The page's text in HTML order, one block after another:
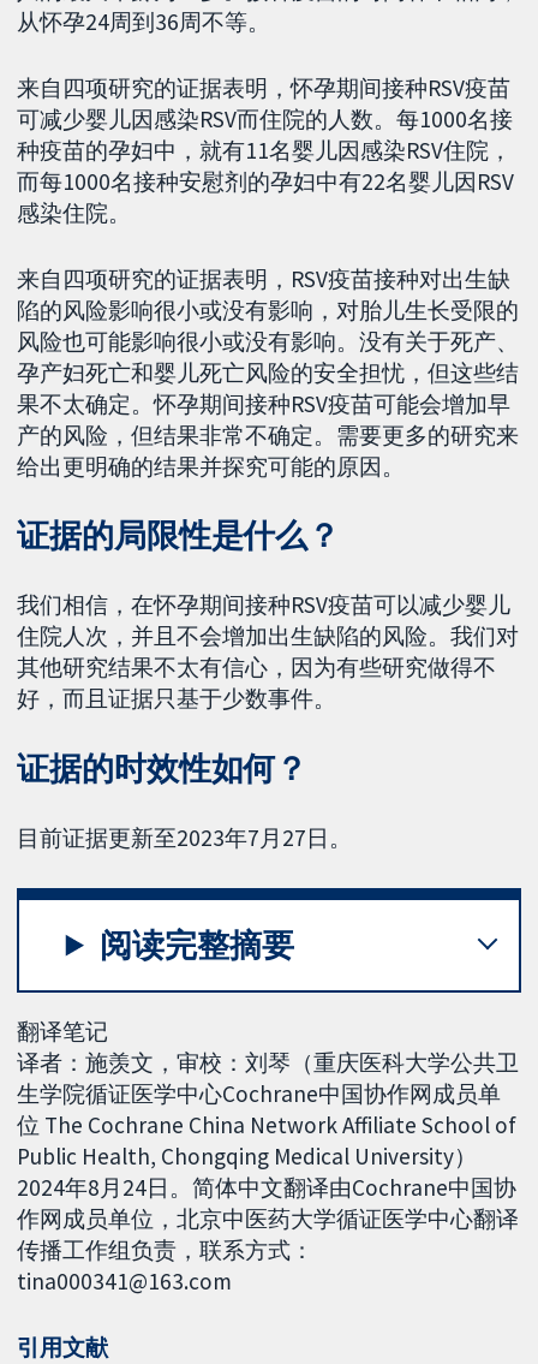
从怀孕24周到36周不等。
来自四项研究的证据表明，怀孕期间接种RSV疫苗
可减少婴儿因感染RSV而住院的人数。每1000名接
种疫苗的孕妇中，就有11名婴儿因感染RSV住院，
而每1000名接种安慰剂的孕妇中有22名婴儿因RSV
感染住院。
来自四项研究的证据表明，RSV疫苗接种对出生缺
陷的风险影响很小或没有影响，对胎儿生长受限的
风险也可能影响很小或没有影响。没有关于死产、
孕产妇死亡和婴儿死亡风险的安全担忧，但这些结
果不太确定。怀孕期间接种RSV疫苗可能会增加早
产的风险，但结果非常不确定。需要更多的研究来
给出更明确的结果并探究可能的原因。
证据的局限性是什么？
我们相信，在怀孕期间接种RSV疫苗可以减少婴儿
住院人次，并且不会增加出生缺陷的风险。我们对
其他研究结果不太有信心，因为有些研究做得不
好，而且证据只基于少数事件。
证据的时效性如何？
目前证据更新至2023年7月27日。
阅读完整摘要
翻译笔记
译者：施羡文，审校：刘琴（重庆医科大学公共卫
生学院循证医学中心Cochrane中国协作网成员单
位 The Cochrane China Network Affiliate School of
Public Health, Chongqing Medical University）
2024年8月24日。简体中文翻译由Cochrane中国协
作网成员单位，北京中医药大学循证医学中心翻译
传播工作组负责，联系方式：
tina000341@163.com
引用文献